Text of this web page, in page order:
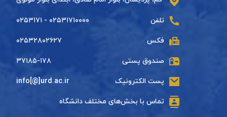
تلفن ۰۲۵۳۱۷۱۰۰۰۰ - ۰۲۵۳۱۷۱
فکس ۰۲۵۳۲۸۰۲۶۲۷
صندوق پستی ۳۷۱۸۵-۱۷۸
پست الکترونیک info[@]urd.ac.ir
تماس با بخش‌های مختلف دانشگاه